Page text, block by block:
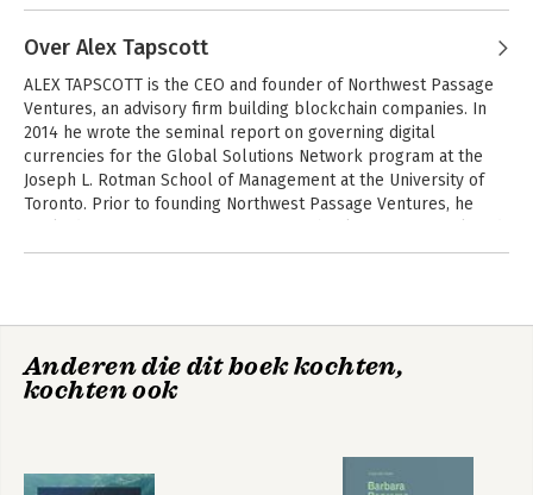
Wikinomics: How
Mass Colaboration
Grown Up Digital
Over Alex Tapscott
ALEX TAPSCOTT is the CEO and founder of Northwest Passage
Ventures, an advisory firm building blockchain companies. In
2014 he wrote the seminal report on governing digital
currencies for the Global Solutions Network program at the
Joseph L. Rotman School of Management at the University of
Toronto. Prior to founding Northwest Passage Ventures, he
Toronto.
Anderen die dit boek kochten,
kochten ook